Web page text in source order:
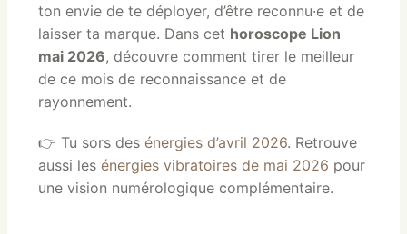
ton envie de te déployer, d’être reconnu·e et de
laisser ta marque. Dans cet horoscope Lion
mai 2026, découvre comment tirer le meilleur
de ce mois de reconnaissance et de
rayonnement.
👉 Tu sors des énergies d’avril 2026. Retrouve
aussi les énergies vibratoires de mai 2026 pour
une vision numérologique complémentaire.